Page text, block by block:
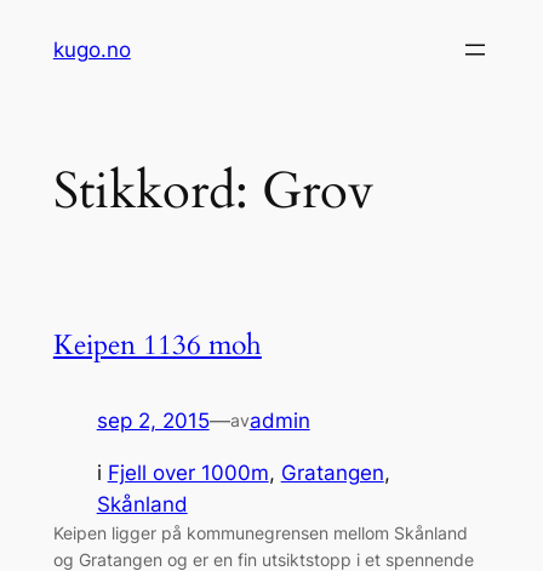
kugo.no
Stikkord: Grov
Keipen 1136 moh
sep 2, 2015—avadmin
i Fjell over 1000m, Gratangen
Skånland
Keipen ligger på kommunegrensen mellom Skånland
og Gratangen og er en fin utsiktstopp i et spennende